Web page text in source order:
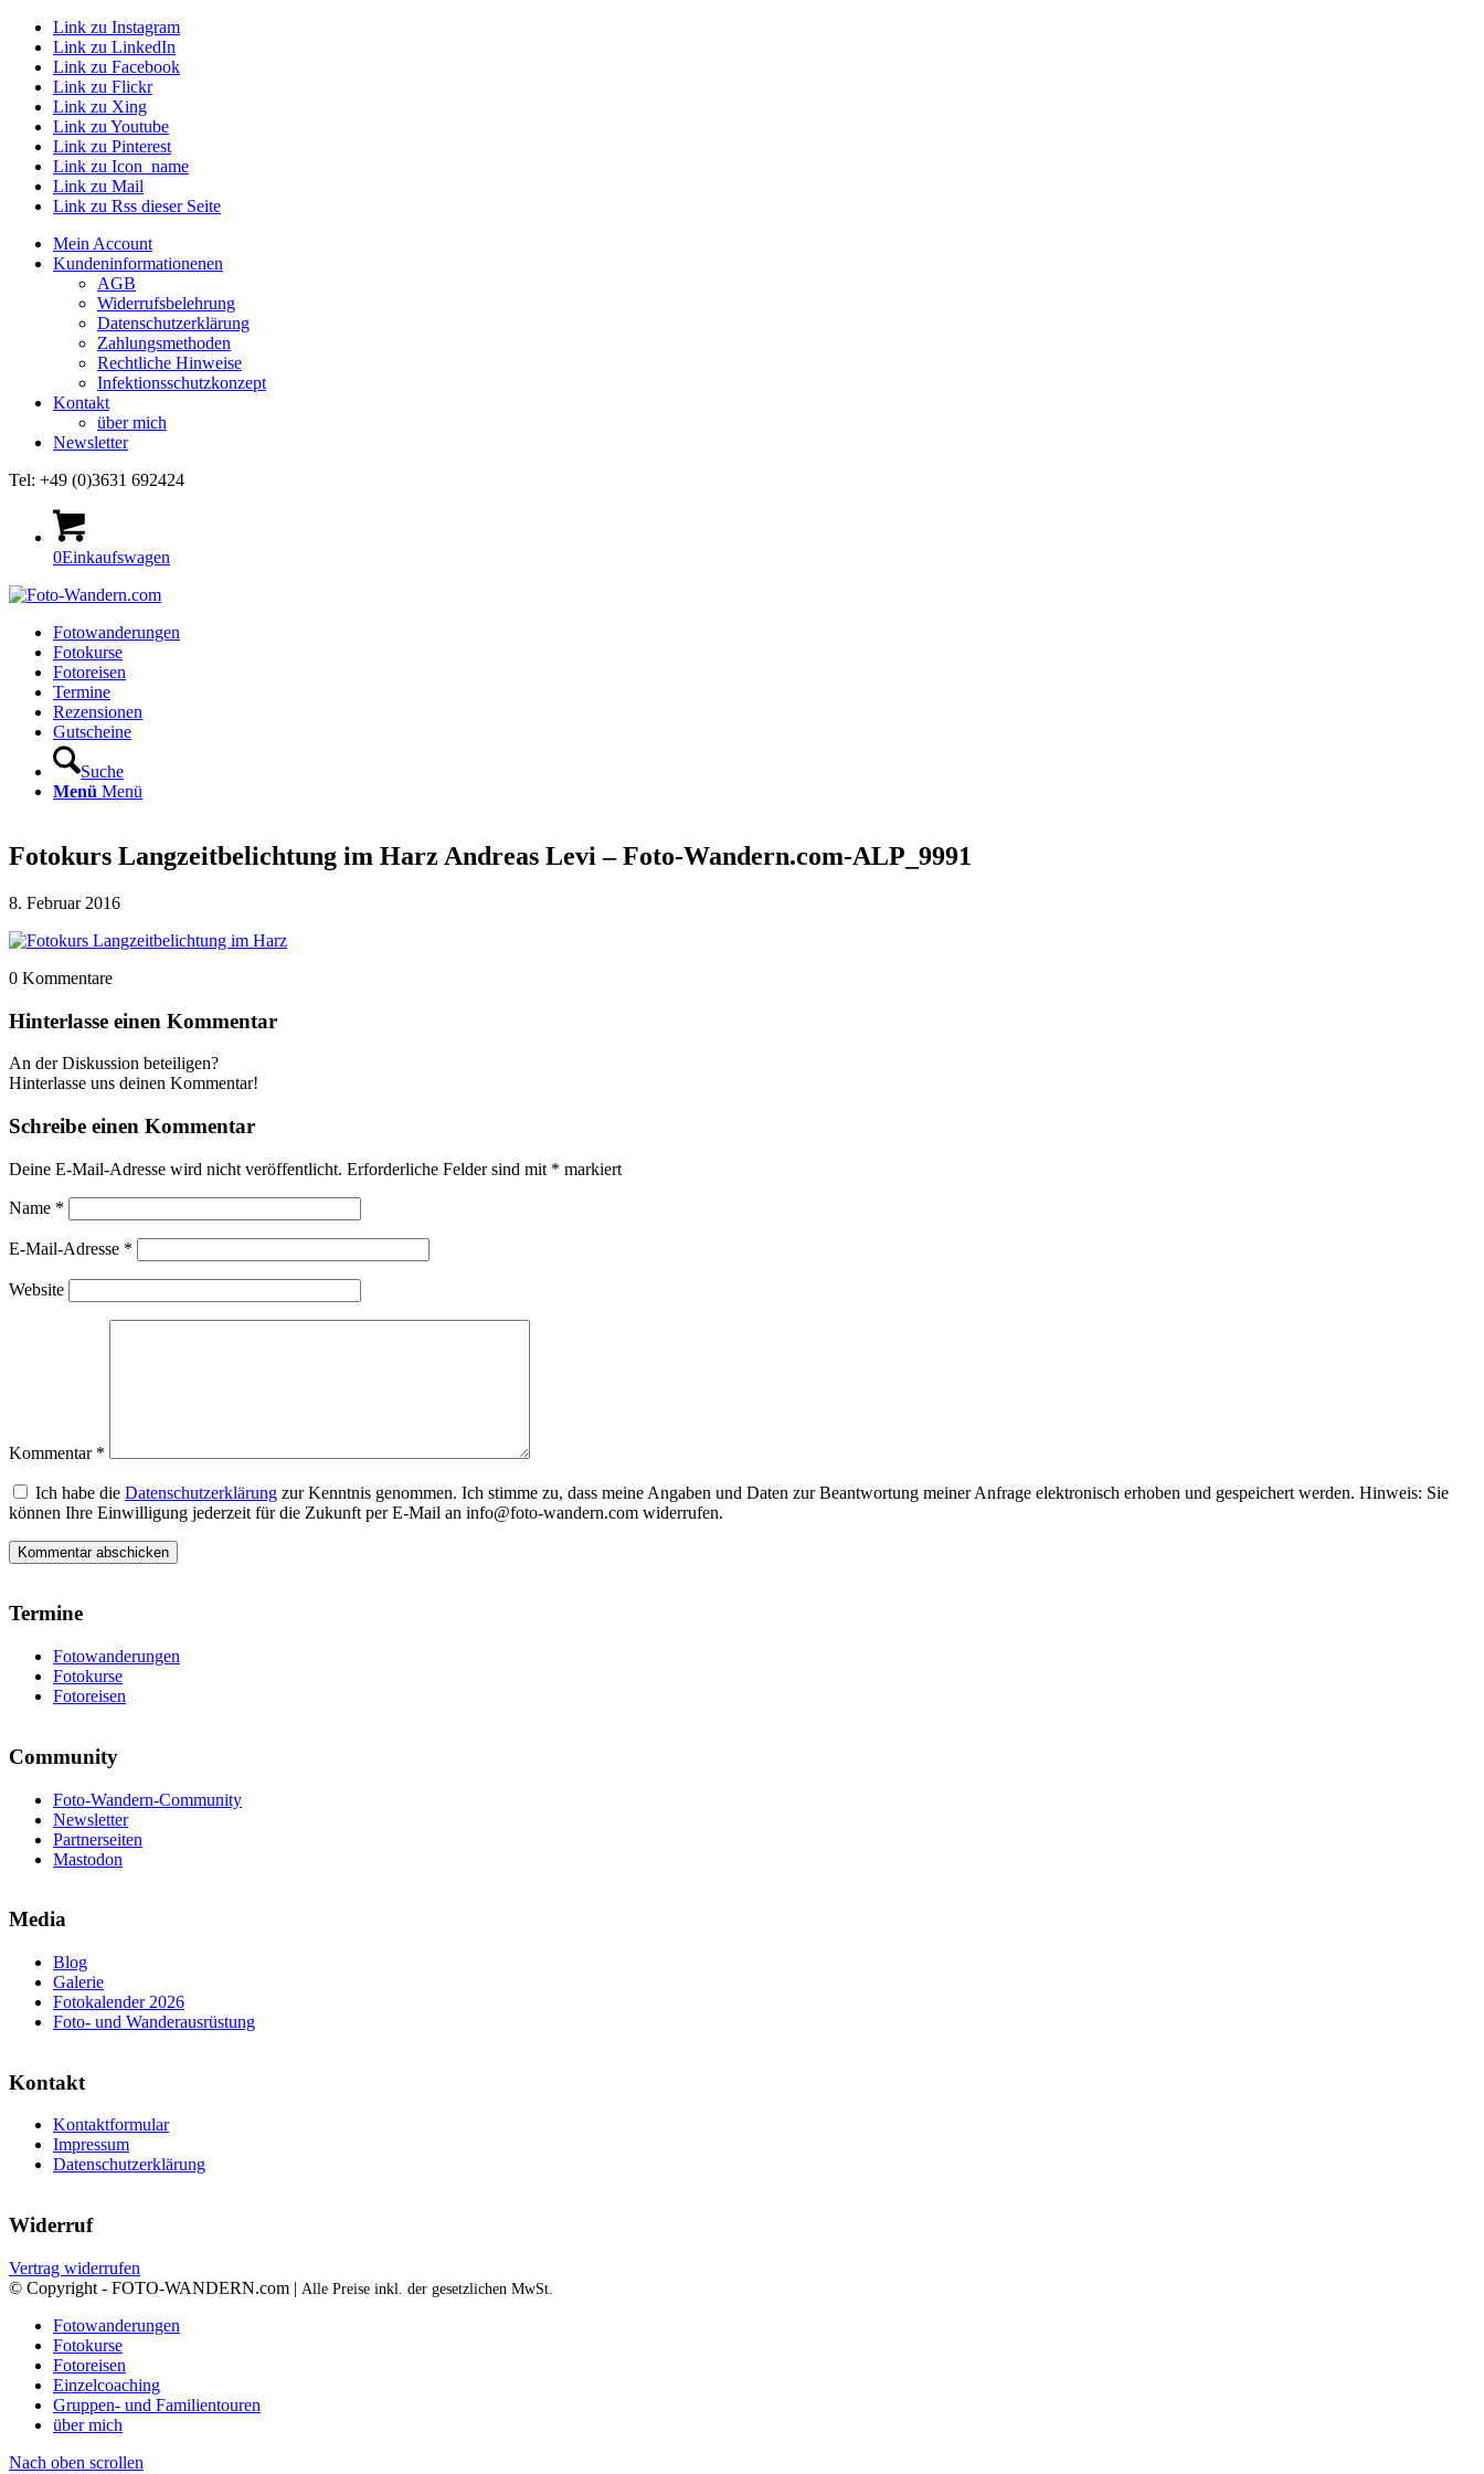
Link zu Instagram
Link zu LinkedIn
Link zu Facebook
Link zu Flickr
Link zu Xing
Link zu Youtube
Link zu Pinterest
Link zu Icon_name
Link zu Mail
Link zu Rss dieser Seite
Mein Account
Kundeninformationenen
AGB
Widerrufsbelehrung
Datenschutzerklärung
Zahlungsmethoden
Rechtliche Hinweise
Infektionsschutzkonzept
Kontakt
über mich
Newsletter
Tel: +49 (0)3631 692424
0Einkaufswagen
Fotowanderungen
Fotokurse
Fotoreisen
Termine
Rezensionen
Gutscheine
Suche
Menü Menü
Fotokurs Langzeitbelichtung im Harz Andreas Levi – Foto-Wandern.com-ALP_9991
8. Februar 2016
0 Kommentare
Hinterlasse einen Kommentar
An der Diskussion beteiligen?
Hinterlasse uns deinen Kommentar!
Schreibe einen Kommentar
Deine E-Mail-Adresse wird nicht veröffentlicht. Erforderliche Felder sind mit * markiert
Name *
E-Mail-Adresse *
Website
Kommentar *
Ich habe die Datenschutzerklärung zur Kenntnis genommen. Ich stimme zu, dass meine Angaben und Daten zur Beantwortung meiner Anfrage elektronisch erhoben und gespeichert werden. Hinweis: Sie
können Ihre Einwilligung jederzeit für die Zukunft per E-Mail an info@foto-wandern.com widerrufen.
Termine
Fotowanderungen
Fotokurse
Fotoreisen
Community
Foto-Wandern-Community
Newsletter
Partnerseiten
Mastodon
Media
Blog
Galerie
Fotokalender 2026
Foto- und Wanderausrüstung
Kontakt
Kontaktformular
Impressum
Datenschutzerklärung
Widerruf
Vertrag widerrufen
© Copyright - FOTO-WANDERN.com | Alle Preise inkl. der gesetzlichen MwSt.
Fotowanderungen
Fotokurse
Fotoreisen
Einzelcoaching
Gruppen- und Familientouren
über mich
Nach oben scrollen